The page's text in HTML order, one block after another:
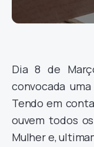
Dia 8 de
convocada
Tendo em
ouvem todos
Mulher e,